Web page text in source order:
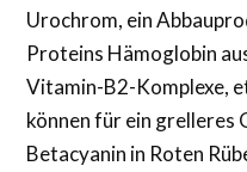
Urochrom, ein
Proteins Hämoglobin
Vitamin-B2-Komplexe,
können für ein grelleres
Betacyanin in Roten